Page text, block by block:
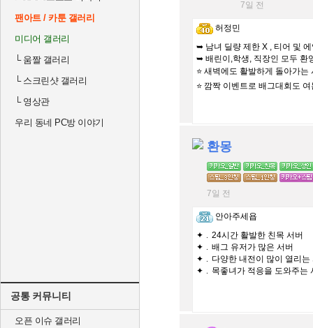
팬아트 / 카툰 갤러리
미디어 갤러리
└움짤 갤러리
└스크린샷 갤러리
└영상관
우리 동네 PC방 이야기
공통 커뮤니티
오픈 이슈 갤러리
7일 전
허정민
➥ 남녀 딜량 제한 X , 티어 및
➥ 배린이,학생, 직장인 모두 환영
⭐️ 새벽에도 활발하게 돌아가는
⭐️ 깜짝 이벤트로 배그대회도
환몽
7일 전
안아주세욥
✦﹒24시간 활발한 친목 서버
✦﹒배그 유저가 많은 서버
✦﹒다양한 내전이 많이 열리는
✦﹒목좋녀가 적응을 도와주는